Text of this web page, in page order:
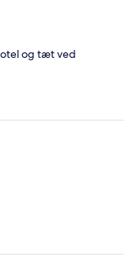
og tæt ved